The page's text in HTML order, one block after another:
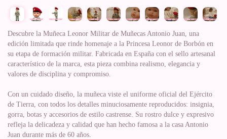
Descubre la Muñeca Leonor Militar de Muñecas Antonio Juan, una
edición limitada que rinde homenaje a la Princesa Leonor de Borbón en
su etapa de formación militar. Fabricada en España con el sello artesanal
característico de la marca, esta pieza combina realismo, elegancia y
valores de disciplina y compromiso.
Con un cuidado diseño, la muñeca viste el uniforme oficial del Ejército
de Tierra, con todos los detalles minuciosamente reproducidos: insignia,
gorra, botas y accesorios de estilo castrense. Su rostro dulce y expresivo
refleja la delicadeza y calidad que han hecho famosa a la casa Antonio
Juan durante más de 60 años.